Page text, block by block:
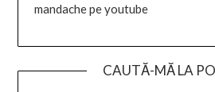
mandache pe youtube
CAUTĂ-MĂ LA